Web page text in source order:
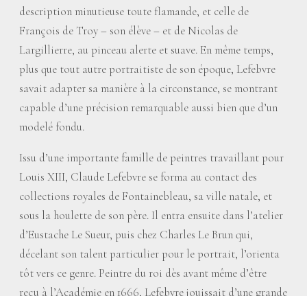
description minutieuse toute flamande, et celle de
François de Troy – son élève – et de Nicolas de
Largillierre, au pinceau alerte et suave. En même temps,
plus que tout autre portraitiste de son époque, Lefebvre
savait adapter sa manière à la circonstance, se montrant
capable d’une précision remarquable aussi bien que d’un
modelé fondu.
Issu d’une importante famille de peintres travaillant pour
Louis XIII, Claude Lefebvre se forma au contact des
collections royales de Fontainebleau, sa ville natale, et
sous la houlette de son père. Il entra ensuite dans l’atelier
d’Eustache Le Sueur, puis chez Charles Le Brun qui,
décelant son talent particulier pour le portrait, l’orienta
tôt vers ce genre. Peintre du roi dès avant même d’être
reçu à l’Académie en 1666, Lefebvre jouissait d’une grande